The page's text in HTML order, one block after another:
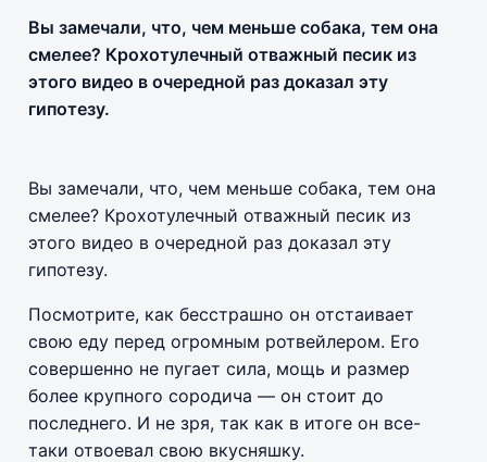
Вы замечали, что, чем меньше собака, тем она
смелее? Крохотулечный отважный песик из
этого видео в очередной раз доказал эту
гипотезу.
Вы замечали, что, чем меньше собака, тем она
смелее? Крохотулечный отважный песик из
этого видео в очередной раз доказал эту
гипотезу.
Посмотрите, как бесстрашно он отстаивает
свою еду перед огромным ротвейлером. Его
совершенно не пугает сила, мощь и размер
более крупного сородича — он стоит до
последнего. И не зря, так как в итоге он все-
таки отвоевал свою вкусняшку.